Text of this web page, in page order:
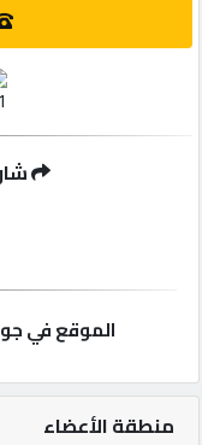
إتصل
إعلانات
منطقة الأعضاء
الموقع في